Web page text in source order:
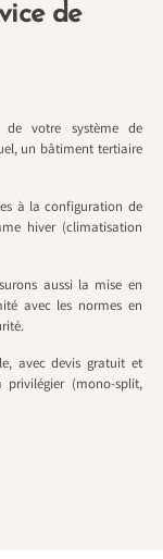
de
de votre système de
un bâtiment tertiaire
à la configuration de
hiver (climatisation
aussi la mise en
avec les normes en
avec devis gratuit et
privilégier (mono-split,